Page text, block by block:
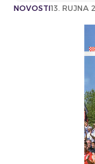
NOVOSTI13. RUJNA